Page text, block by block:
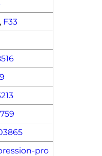
, F33
pro